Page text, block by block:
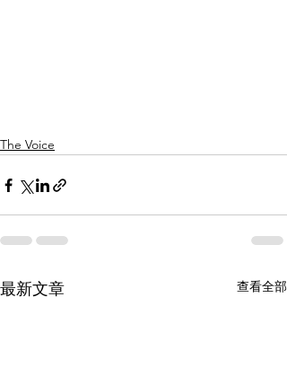
The Voice
最新文章 查看全部